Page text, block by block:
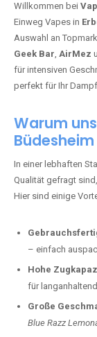
Willkommen bei
Einweg Vapes in
Auswahl an
Geek Bar, AirMez
für intensiven
perfekt für Ihr
Warum
In einer lebhaften
Qualität gefragt
Hier sind einige
– einfach
Hohe
für
Große
Blue Razz